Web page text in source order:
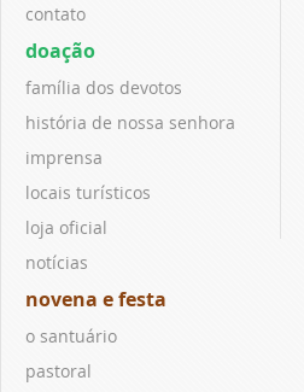
contato
doação
família dos devotos
história de nossa senhora
imprensa
locais turísticos
loja oficial
notícias
novena e festa
o santuário
pastoral